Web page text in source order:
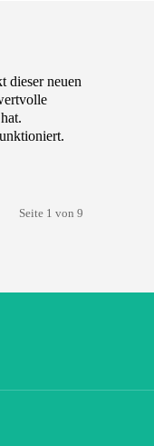
dieser neuen
Seite 1 von 9